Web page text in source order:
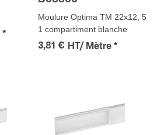
*
Moulure Optima TM 22x12, 5
1 compartiment blanche
3,81 € HT/ Mètre *